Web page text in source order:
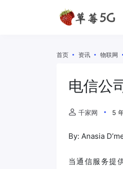
首页 资讯 物联网
电信公
千家网 5
By: Anasia
当通信服务提